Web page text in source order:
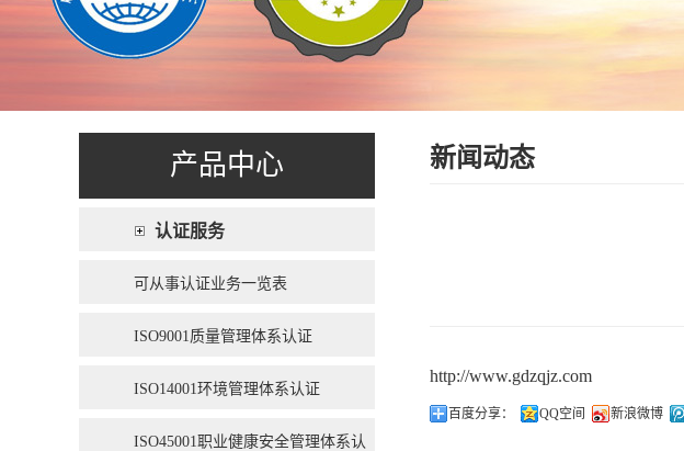
产品中心
认证服务
可从事认证业务一览表
ISO9001质量管理体系认证
ISO14001环境管理体系认证
ISO45001职业健康安全管理体系认
新闻动态
http://www.gdzqjz.com
百度分享： QQ空间 新浪微博